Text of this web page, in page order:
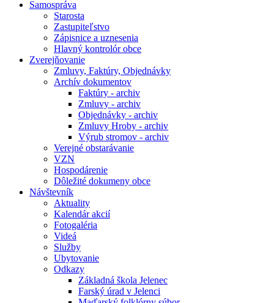
Samospráva
Starosta
Zastupiteľstvo
Zápisnice a uznesenia
Hlavný kontrolór obce
Zverejňovanie
Zmluvy, Faktúry, Objednávky
Archív dokumentov
Faktúry - archiv
Zmluvy - archiv
Objednávky - archiv
Zmluvy Hroby - archiv
Výrub stromov - archiv
Verejné obstarávanie
VZN
Hospodárenie
Dôležité dokumeny obce
Návštevník
Aktuality
Kalendár akcií
Fotogaléria
Videá
Služby
Ubytovanie
Odkazy
Základná škola Jelenec
Farský úrad v Jelenci